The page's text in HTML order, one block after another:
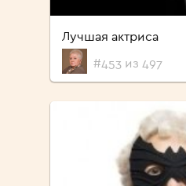
Лучшая актриса
#453 из 497